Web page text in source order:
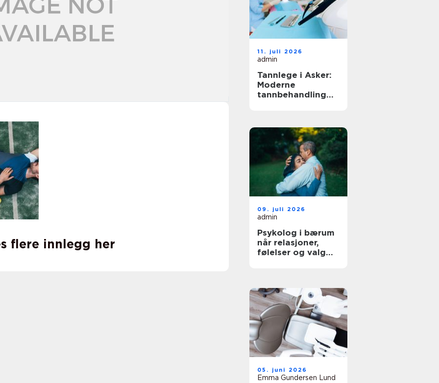
flere innlegg her
11. juli 2026
admin
Tannlege i Asker:
Moderne
tannbehandling
09. juli 2026
admin
Psykolog i bærum
når relasjoner,
følelser og valg
05. juni 2026
Emma Gundersen Lund